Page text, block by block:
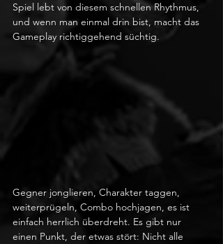
Spiel lebt von diesem schnellen Rhythmus,
und wenn man einmal drin bist, macht das
Gameplay richtiggehend süchtig.
Gegner jonglieren, Charakter taggen,
weiterprügeln, Combo hochjagen, es ist
einfach herrlich überdreht. Es gibt nur
einen Punkt, der etwas stört: Nicht alle